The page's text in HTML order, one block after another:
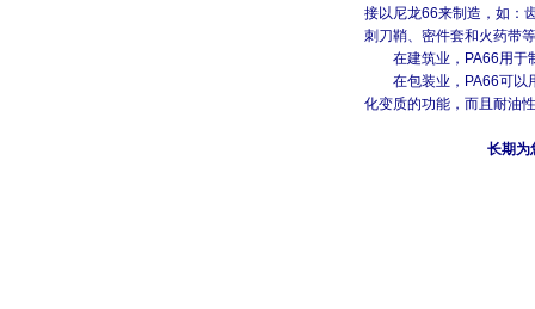
接以尼龙66来制造，如：
刺刀鞘、密件套和火药带
在建筑业， PA66用于
在包装业， PA66可以
化变质的功能，而且耐油
长期为